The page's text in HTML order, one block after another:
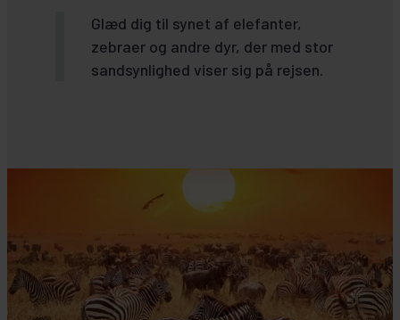
Glæd dig til synet af elefanter,
zebraer og andre dyr, der med stor
sandsynlighed viser sig på rejsen.